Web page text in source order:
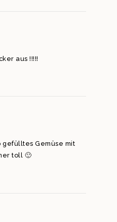
aus !!!!!
gefülltes Gemüse mit
toll 🙂